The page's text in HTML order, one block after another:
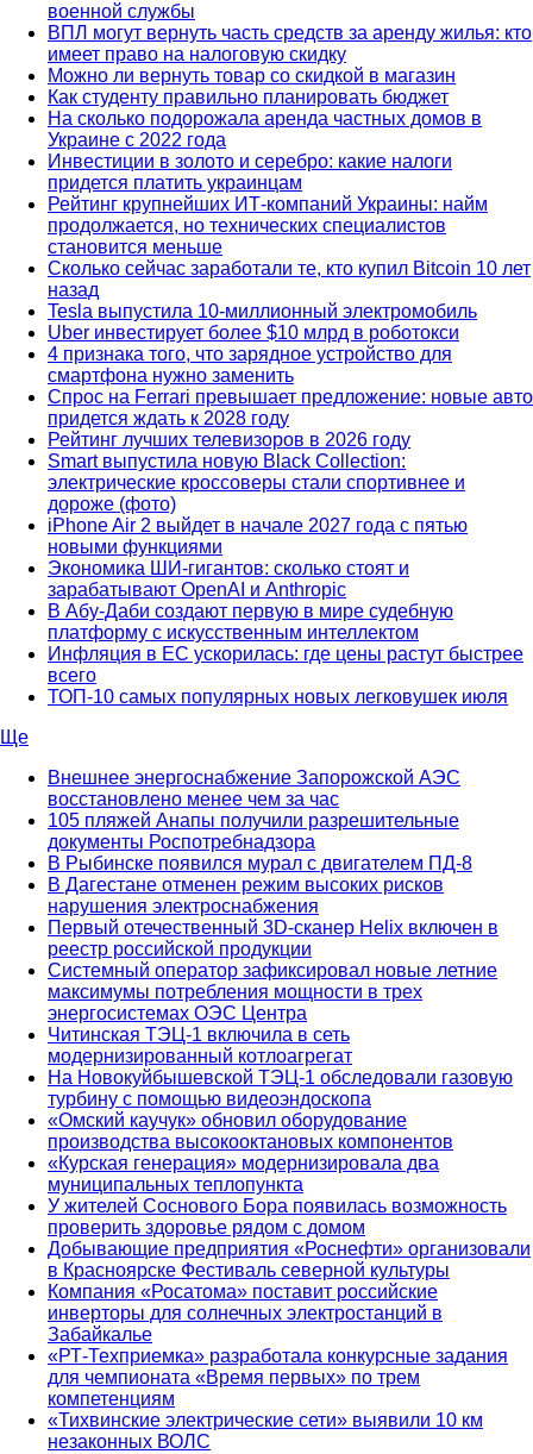
военной службы
ВПЛ могут вернуть часть средств за аренду жилья: кто
имеет право на налоговую скидку
Можно ли вернуть товар со скидкой в ​​магазин
Как студенту правильно планировать бюджет
На сколько подорожала аренда частных домов в
Украине с 2022 года
Инвестиции в золото и серебро: какие налоги
придется платить украинцам
Рейтинг крупнейших ИТ-компаний Украины: найм
продолжается, но технических специалистов
становится меньше
Сколько сейчас заработали те, кто купил Bitcoin 10 лет
назад
Tesla выпустила 10-миллионный электромобиль
Uber инвестирует более $10 млрд в роботокси
4 признака того, что зарядное устройство для
смартфона нужно заменить
Спрос на Ferrari превышает предложение: новые авто
придется ждать к 2028 году
Рейтинг лучших телевизоров в 2026 году
Smart выпустила новую Black Collection:
электрические кроссоверы стали спортивнее и
дороже (фото)
iPhone Air 2 выйдет в начале 2027 года с пятью
новыми функциями
Экономика ШИ-гигантов: сколько стоят и
зарабатывают OpenAI и Anthropic
В Абу-Даби создают первую в мире судебную
платформу с искусственным интеллектом
Инфляция в ЕС ускорилась: где цены растут быстрее
всего
ТОП-10 самых популярных новых легковушек июля
Ще
Внешнее энергоснабжение Запорожской АЭС
восстановлено менее чем за час
105 пляжей Анапы получили разрешительные
документы Роспотребнадзора
В Рыбинске появился мурал с двигателем ПД-8
В Дагестане отменен режим высоких рисков
нарушения электроснабжения
Первый отечественный 3D-сканер Helix включен в
реестр российской продукции
Системный оператор зафиксировал новые летние
максимумы потребления мощности в трех
энергосистемах ОЭС Центра
Читинская ТЭЦ-1 включила в сеть
модернизированный котлоагрегат
На Новокуйбышевской ТЭЦ-1 обследовали газовую
турбину с помощью видеоэндоскопа
«Омский каучук» обновил оборудование
производства высокооктановых компонентов
«Курская генерация» модернизировала два
муниципальных теплопункта
У жителей Соснового Бора появилась возможность
проверить здоровье рядом с домом
Добывающие предприятия «Роснефти» организовали
в Красноярске Фестиваль северной культуры
Компания «Росатома» поставит российские
инверторы для солнечных электростанций в
Забайкалье
«РТ-Техприемка» разработала конкурсные задания
для чемпионата «Время первых» по трем
компетенциям
«Тихвинские электрические сети» выявили 10 км
незаконных ВОЛС